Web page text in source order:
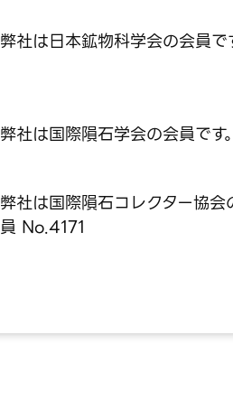
弊社は日本鉱物科学会の会員で
弊社は国際隕石学会の会員です
弊社は国際隕石コレクター協会
員 No.4171